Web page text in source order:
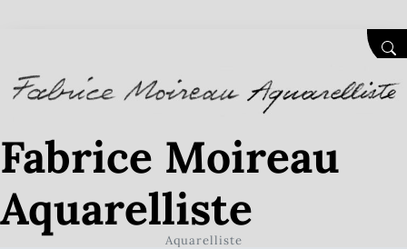
Fabrice Moireau
Aquarelliste
Aquarelliste